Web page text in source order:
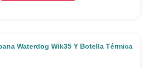
Waterdog Wik35 Y Botella Térmica